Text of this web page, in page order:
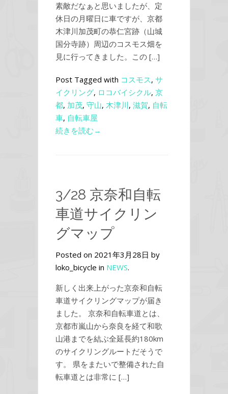
素敵だなぁと思いましたが、定
休日の月曜日に車ですが、京都
木津川加茂町の恭仁宮跡（山城
国分寺跡）周辺のコスモス畑を
見に行ってきました。この […]
Post Tagged with コスモス, サ
イクリング, ロコバイシクル, 京
都, 加茂, 守山, 木津川, 滋賀, 自転
車, 自転車屋
続きを読む→
3/28 京奈和自転
車道サイクリン
グマップ
Posted on 2021年3月28日 by
loko_bicycle in NEWS.
新しく出来上がった京奈和自転
車道サイクリングマップが届き
ました。 京奈和自転車道とは、
京都市嵐山から奈良を経て和歌
山港までを結ぶ全延長約180km
のサイクリングルートだそうで
す。 県をまたいで整備された自
転車道とは非常に […]